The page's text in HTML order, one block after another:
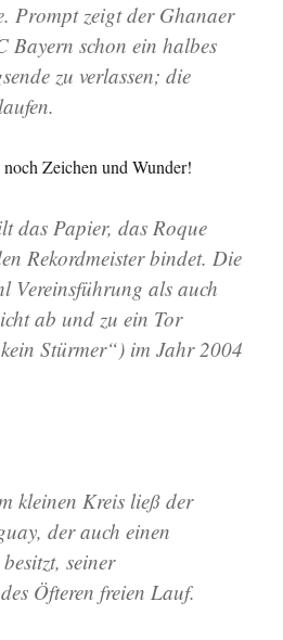
Prompt zeigt der Ghanaer
Bayern schon ein halbes
zu verlassen; die
Zeichen und Wunder!
das Papier, das Roque
Rekordmeister bindet. Die
Vereinsführung als auch
ab und zu ein Tor
Stürmer“) im Jahr 2004
kleinen Kreis ließ der
der auch einen
seiner
Öfteren freien Lauf.